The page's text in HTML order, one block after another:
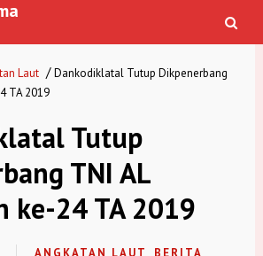
Laut / Dankodiklatal Tutup Dikpenerbang
TA 2019
Tutup
TNI AL
ke-24 TA 2019